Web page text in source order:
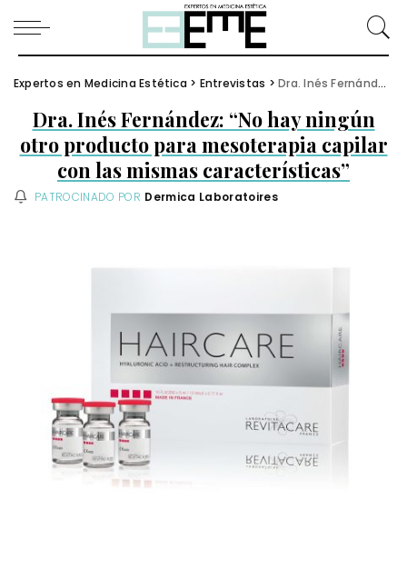
Expertos en Medicina Estética > Entrevistas >Dra. Inés Fernández: “No hay ningún otro producto para mesoterapia capilar con las mismas características”
Dra. Inés Fernández: “No hay ningún
otro producto para mesoterapia capilar
con las mismas características”
PATROCINADO POR Dermica Laboratoires